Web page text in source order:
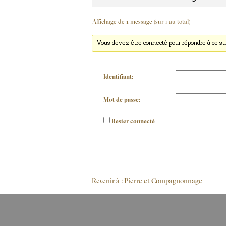
Affichage de 1 message (sur 1 au total)
Vous devez être connecté pour répondre à ce
Identifiant:
Mot de passe:
Rester connecté
Revenir à : Pierre et Compagnonnage